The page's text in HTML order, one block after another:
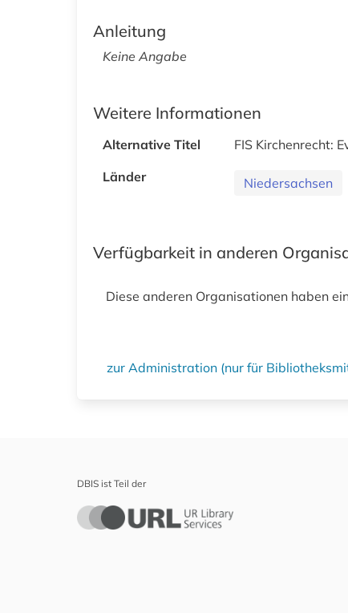
Anleitung
Keine Angabe
Weitere Informationen
Alternative Titel
FIS Kirchenrecht:
Länder
Niedersachsen
Verfügbarkeit in anderen
Diese anderen Organisationen haben
zur Administration (nur für
DBIS ist Teil der